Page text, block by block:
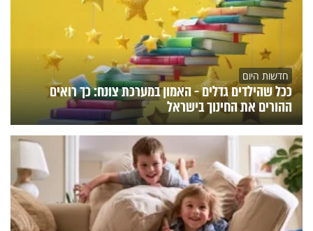
חדשות היום
ככל שהילדים גדלים - האמון במערכת צונח: כך רואים
ההורים את החינוך בישראל